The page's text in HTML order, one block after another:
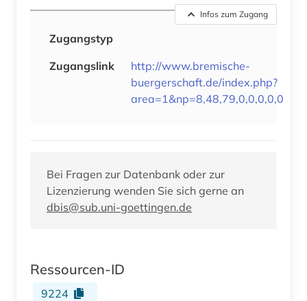
Infos zum Zugang
Zugangstyp
Zugangslink
http://www.bremische-
buergerschaft.de/index.php?
area=1&np=8,48,79,0,0,0,0,0
Bei Fragen zur Datenbank oder zur
Lizenzierung wenden Sie sich gerne an
dbis@sub.uni-goettingen.de
Ressourcen-ID
9224